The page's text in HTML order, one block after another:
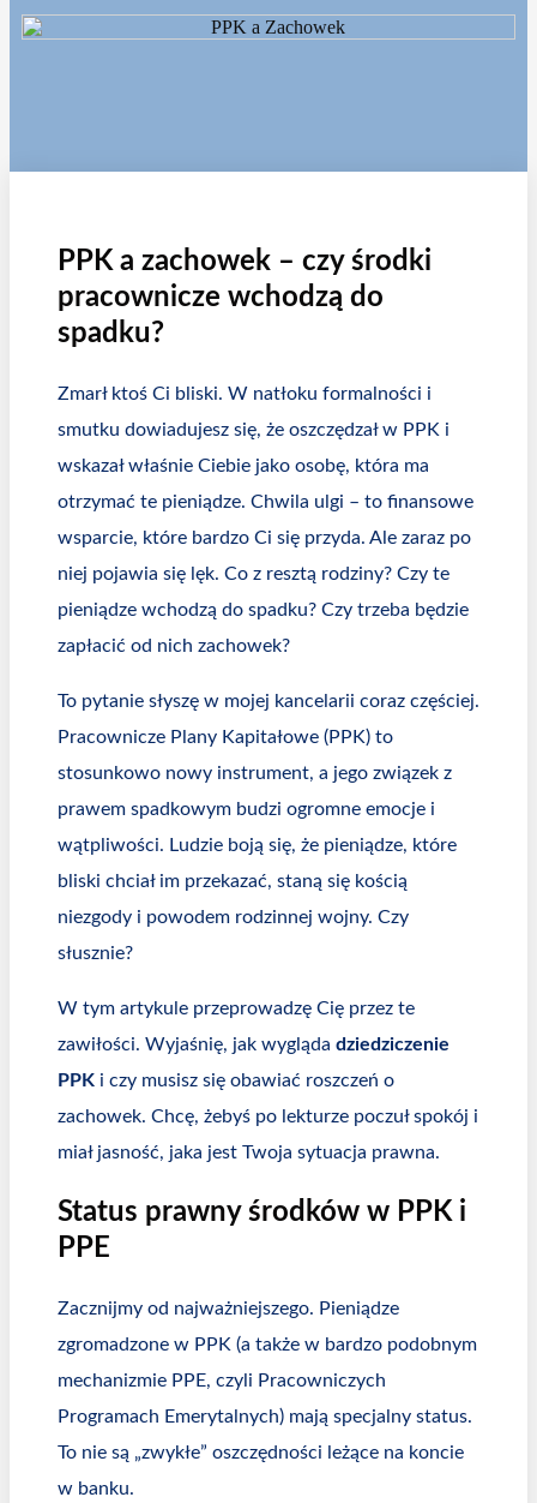
PPK a zachowek – czy środki
pracownicze wchodzą do
spadku?
Zmarł ktoś Ci bliski. W natłoku formalności i
smutku dowiadujesz się, że oszczędzał w PPK i
wskazał właśnie Ciebie jako osobę, która ma
otrzymać te pieniądze. Chwila ulgi – to finansowe
wsparcie, które bardzo Ci się przyda. Ale zaraz po
niej pojawia się lęk. Co z resztą rodziny? Czy te
pieniądze wchodzą do spadku? Czy trzeba będzie
zapłacić od nich zachowek?
To pytanie słyszę w mojej kancelarii coraz częściej.
Pracownicze Plany Kapitałowe (PPK) to
stosunkowo nowy instrument, a jego związek z
prawem spadkowym budzi ogromne emocje i
wątpliwości. Ludzie boją się, że pieniądze, które
bliski chciał im przekazać, staną się kością
niezgody i powodem rodzinnej wojny. Czy
słusznie?
W tym artykule przeprowadzę Cię przez te
zawiłości. Wyjaśnię, jak wygląda dziedziczenie
PPK i czy musisz się obawiać roszczeń o
zachowek. Chcę, żebyś po lekturze poczuł spokój i
miał jasność, jaka jest Twoja sytuacja prawna.
Status prawny środków w PPK i
PPE
Zacznijmy od najważniejszego. Pieniądze
zgromadzone w PPK (a także w bardzo podobnym
mechanizmie PPE, czyli Pracowniczych
Programach Emerytalnych) mają specjalny status.
To nie są „zwykłe” oszczędności leżące na koncie
w banku.